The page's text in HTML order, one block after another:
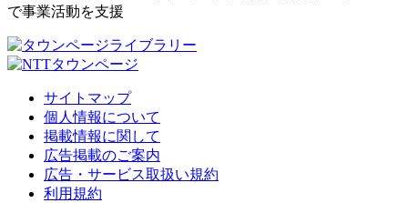
で事業活動を支援
サイトマップ
個人情報について
掲載情報に関して
広告掲載のご案内
広告・サービス取扱い規約
利用規約